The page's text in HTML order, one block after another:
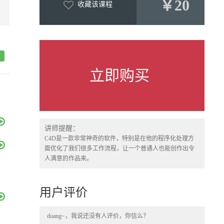
收藏该课程 ￥20
立即购买
讲师提醒：
C4D是一款非常神奇的软件，特别是在他的程序化处理方
面优化了我们很多工作流程，让一个普通人也能创作出令
人满意的作品来。
用户评价
duang~，我说还没有人评价，你信么？